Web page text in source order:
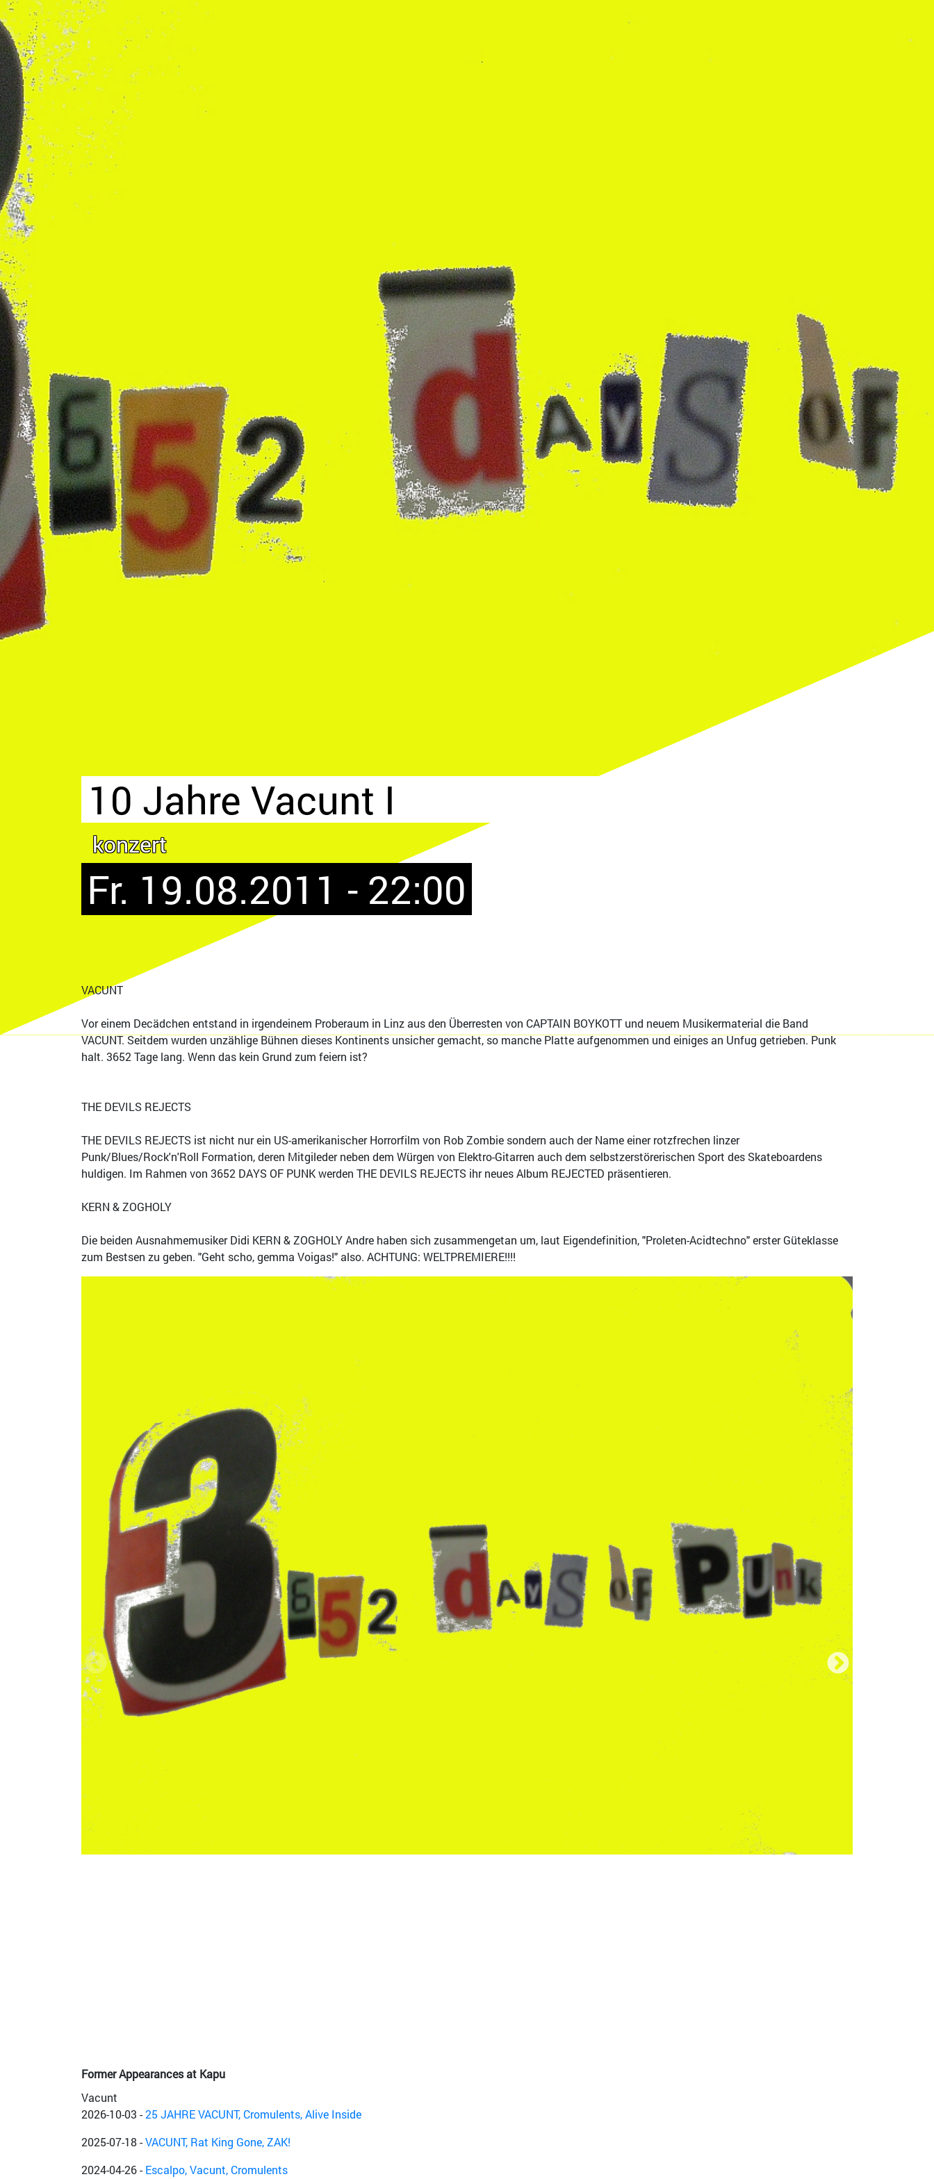
10 Jahre Vacunt I
konzert
Fr. 19.08.2011 - 22:00
VACUNT
Vor einem Decädchen entstand in irgendeinem Proberaum in Linz aus den Überresten von CAPTAIN BOYKOTT und neuem Musikermaterial die Band
VACUNT. Seitdem wurden unzählige Bühnen dieses Kontinents unsicher gemacht, so manche Platte aufgenommen und einiges an Unfug getrieben. Punk
halt. 3652 Tage lang. Wenn das kein Grund zum feiern ist?
THE DEVILS REJECTS
THE DEVILS REJECTS ist nicht nur ein US-amerikanischer Horrorfilm von Rob Zombie sondern auch der Name einer rotzfrechen linzer
Punk/Blues/Rock'n'Roll Formation, deren Mitgileder neben dem Würgen von Elektro-Gitarren auch dem selbstzerstörerischen Sport des Skateboardens
huldigen. Im Rahmen von 3652 DAYS OF PUNK werden THE DEVILS REJECTS ihr neues Album REJECTED präsentieren.
KERN & ZOGHOLY
Die beiden Ausnahmemusiker Didi KERN & ZOGHOLY Andre haben sich zusammengetan um, laut Eigendefinition, "Proleten-Acidtechno" erster Güteklasse
zum Bestsen zu geben. "Geht scho, gemma Voigas!" also. ACHTUNG: WELTPREMIERE!!!!
Former Appearances at Kapu
Vacunt
2026-10-03 -25 JAHRE VACUNT, Cromulents, Alive Inside
2025-07-18-VACUNT, Rat King Gone, ZAK!
2024-04-26-Escalpo, Vacunt, Cromulents